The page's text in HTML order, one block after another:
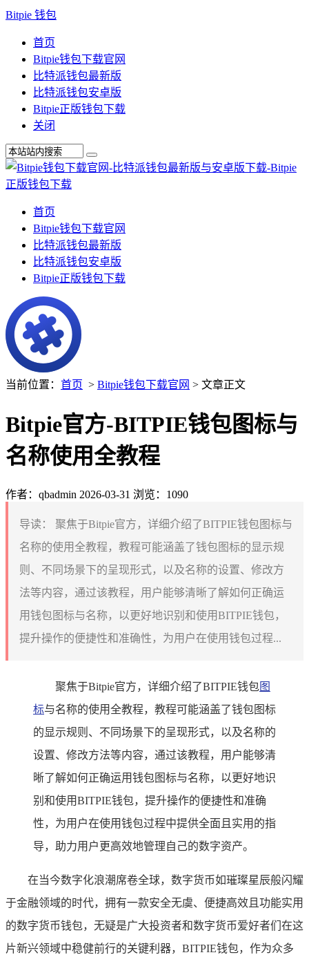
Bitpie 钱包
首页
Bitpie钱包下载官网
比特派钱包最新版
比特派钱包安卓版
Bitpie正版钱包下载
关闭
首页
Bitpie钱包下载官网
比特派钱包最新版
比特派钱包安卓版
Bitpie正版钱包下载
当前位置： 首页 > Bitpie钱包下载官网 > 文章正文
Bitpie官方-BITPIE钱包图标与
名称使用全教程
作者：qbadmin 2026-03-31 浏览：1090
导读：
聚焦于Bitpie官方，详细介绍了BITPIE钱包图标与
名称的使用全教程，教程可能涵盖了钱包图标的显示规
则、不同场景下的呈现形式，以及名称的设置、修改方
法等内容，通过该教程，用户能够清晰了解如何正确运
用钱包图标与名称，以更好地识别和使用BITPIE钱包，
提升操作的便捷性和准确性，为用户在使用钱包过程...
聚焦于Bitpie官方，详细介绍了BITPIE钱包图
标与名称的使用全教程，教程可能涵盖了钱包图标
的显示规则、不同场景下的呈现形式，以及名称的
设置、修改方法等内容，通过该教程，用户能够清
晰了解如何正确运用钱包图标与名称，以更好地识
别和使用BITPIE钱包，提升操作的便捷性和准确
性，为用户在使用钱包过程中提供全面且实用的指
导，助力用户更高效地管理自己的数字资产。
在当今数字化浪潮席卷全球，数字货币如璀璨星辰般闪耀
于金融领域的时代，拥有一款安全无虞、便捷高效且功能实用
的数字货币钱包，无疑是广大投资者和数字货币爱好者们在这
片新兴领域中稳健前行的关键利器，BITPIE钱包，作为众多